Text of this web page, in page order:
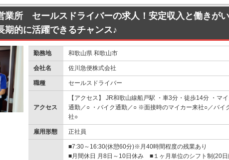
所 セールスドライバーの求人！安定収入と働きがい
期的に活躍できるチャンス♪
勤務地 和歌山県 和歌山市
会社名 佐川急便株式会社
職種 セールスドライバー
アクセス
【アクセス】 JR和歌山線船戸駅 ・車3分・徒歩14分 ・マ
通勤／○ ・バイク通勤／○ ※面接時のマイカー来社○／バイ
社○
雇用形態 正社員
■7:30～16:30(休憩60分)※月40時間程度の残業あり
■月間休日 月8日～10日休み ■１ヶ月単位のシフト制(20日